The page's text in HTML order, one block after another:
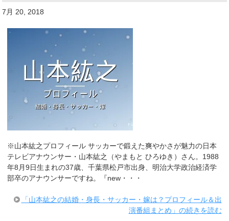
7月 20, 2018
※山本紘之プロフィール サッカーで鍛えた爽やかさが魅力の日本
テレビアナウンサー・山本紘之（やまもと ひろゆき）さん。1988
年8月9日生まれの37歳、千葉県松戸市出身、明治大学政治経済学
部卒のアナウンサーですね。『new・・・
「山本紘之の結婚・身長・サッカー・嫁は？プロフィール＆出
演番組まとめ」の続きを読む